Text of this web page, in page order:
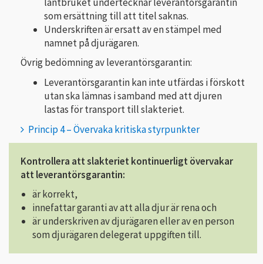
som ersättning till att titel saknas.
Underskriften är ersatt av en stämpel med
namnet på djurägaren.
Övrig bedömning av leverantörsgarantin:
Leverantörsgarantin kan inte utfärdas i förskott
utan ska lämnas i samband med att djuren
lastas för transport till slakteriet.
Princip 4 – Övervaka kritiska styrpunkter
Kontrollera att slakteriet kontinuerligt övervakar
att leverantörsgarantin:
är korrekt,
innefattar garanti av att alla djur är rena och
är underskriven av djurägaren eller av en person
som djurägaren delegerat uppgiften till.